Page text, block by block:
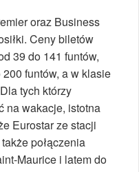
oraz Business
Ceny biletów
39 do 141 funtów,
funtów, a w klasie
tych którzy
na wakacje, istotna
Eurostar ze stacji
połączenia
Maurice i latem do